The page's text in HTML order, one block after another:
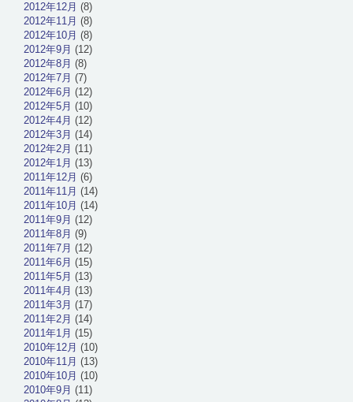
2012年12月 (8)
2012年11月 (8)
2012年10月 (8)
2012年9月 (12)
2012年8月 (8)
2012年7月 (7)
2012年6月 (12)
2012年5月 (10)
2012年4月 (12)
2012年3月 (14)
2012年2月 (11)
2012年1月 (13)
2011年12月 (6)
2011年11月 (14)
2011年10月 (14)
2011年9月 (12)
2011年8月 (9)
2011年7月 (12)
2011年6月 (15)
2011年5月 (13)
2011年4月 (13)
2011年3月 (17)
2011年2月 (14)
2011年1月 (15)
2010年12月 (10)
2010年11月 (13)
2010年10月 (10)
2010年9月 (11)